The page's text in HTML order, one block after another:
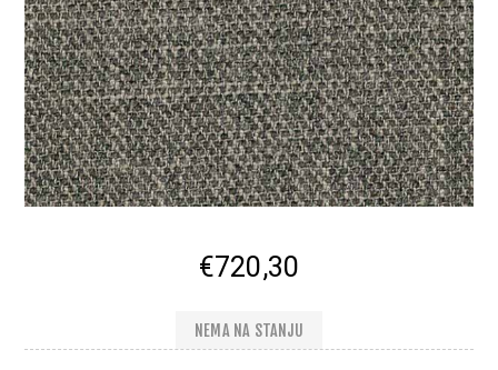
€720,30
NEMA NA STANJU